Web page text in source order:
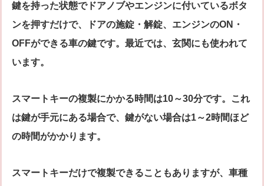
鍵を持った状態でドアノブやエンジンに付いているボタ
ンを押すだけで、ドアの施錠・解錠、エンジンのON・
OFFができる車の鍵です。最近では、玄関にも使われて
います。
スマートキーの複製にかかる時間は10～30分です。これ
は鍵が手元にある場合で、鍵がない場合は1～2時間ほど
の時間がかかります。
スマートキーだけで複製できることもありますが、車種